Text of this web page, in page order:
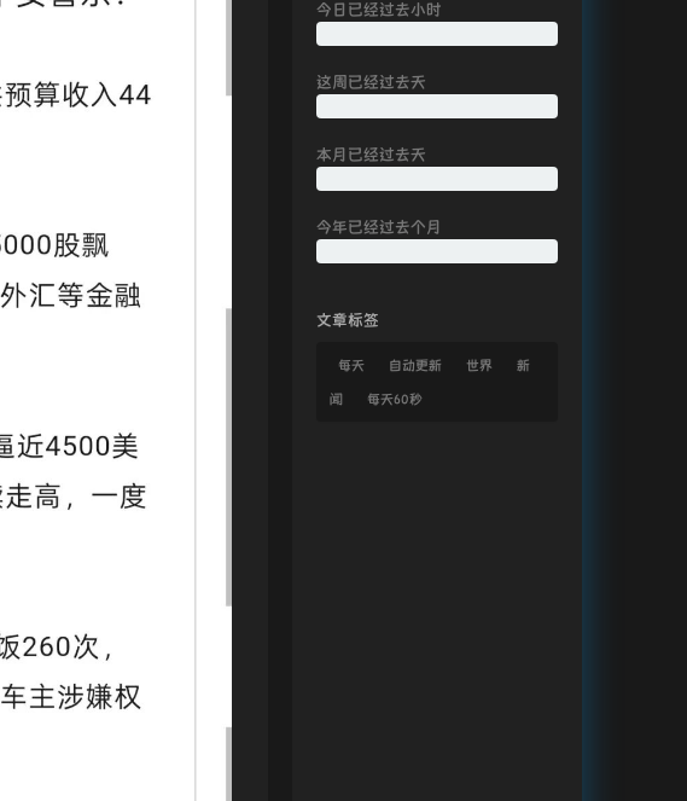
今日已经过去小时
这周已经过去天
本月已经过去天
今年已经过去个月
文章标签
每天 自动更新 世界 新
闻 每天60秒